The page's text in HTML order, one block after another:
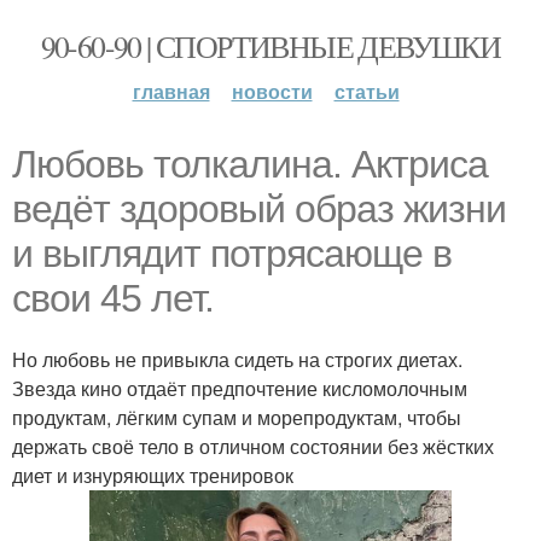
90-60-90 | СПОРТИВНЫЕ ДЕВУШКИ
главная новости статьи
Любовь толкалина. Актриса
ведёт здоровый образ жизни
и выглядит потрясающе в
свои 45 лет.
Но любовь не привыкла сидеть на строгих диетах.
Звезда кино отдаёт предпочтение кисломолочным
продуктам, лёгким супам и морепродуктам, чтобы
держать своё тело в отличном состоянии без жёстких
диет и изнуряющих тренировок